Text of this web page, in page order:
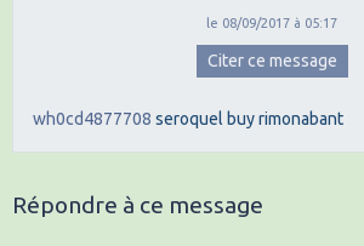
le 08/09/2017 à 05:17
Citer ce message
wh0cd4877708 seroquel buy rimonabant
Répondre à ce message